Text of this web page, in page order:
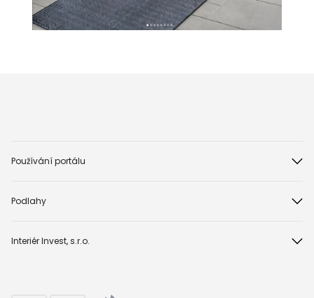
Používání portálu
Podlahy
Interiér Invest, s.r.o.